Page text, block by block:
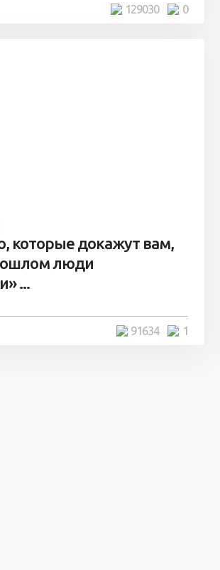
0
129030
которые докажут вам,
люди
...
1
91634